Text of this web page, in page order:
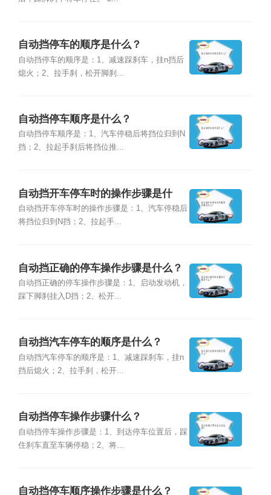
自动挡停车的顺序是什么？
自动挡停车的顺序是：1、减速踩刹车，挂n挡后
熄火；2、拉手刹，松开脚刹...
自动挡停车顺序是什么？
自动挡停车顺序是：1、汽车停稳后将挡位归到N
挡；2、拉起手刹后将挡位推...
自动挡开车停车时的操作步骤是什
么？
自动挡开车停车时的操作步骤是：1、汽车停稳后
将挡位归到N挡；2、拉起手...
自动挡正确的停车操作步骤是什么？
自动挡正确的停车操作步骤是：1、启动发动机，
踩下脚刹挂入D挡；2、松开...
自动挡汽车停车的顺序是什么？
自动挡汽车停车的顺序是：1、减速踩刹车，挂n
挡后熄火；2、拉手刹，松开...
自动挡停车操作步骤什么？
自动挡停车操作步骤是：1、到达停车位置后，踩
住刹车直至车辆停稳；2、将...
自动挡停车顺序操作步骤是什么？